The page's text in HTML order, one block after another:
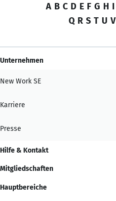
A B C D E F G H I
Q R S T U V
Unternehmen
New Work SE
Karriere
Presse
Hilfe & Kontakt
Mitgliedschaften
Hauptbereiche